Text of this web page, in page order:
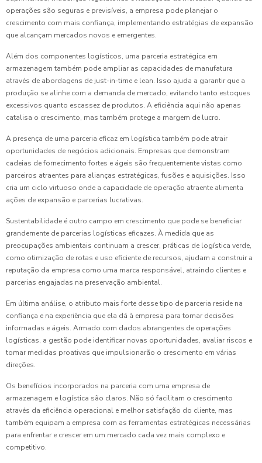
operações são seguras e previsíveis, a empresa pode planejar o
crescimento com mais confiança, implementando estratégias de expansão
que alcançam mercados novos e emergentes.
Além dos componentes logísticos, uma parceria estratégica em
armazenagem também pode ampliar as capacidades de manufatura
através de abordagens de just-in-time e lean. Isso ajuda a garantir que a
produção se alinhe com a demanda de mercado, evitando tanto estoques
excessivos quanto escassez de produtos. A eficiência aqui não apenas
catalisa o crescimento, mas também protege a margem de lucro.
A presença de uma parceria eficaz em logística também pode atrair
oportunidades de negócios adicionais. Empresas que demonstram
cadeias de fornecimento fortes e ágeis são frequentemente vistas como
parceiros atraentes para alianças estratégicas, fusões e aquisições. Isso
cria um ciclo virtuoso onde a capacidade de operação atraente alimenta
ações de expansão e parcerias lucrativas.
Sustentabilidade é outro campo em crescimento que pode se beneficiar
grandemente de parcerias logísticas eficazes. À medida que as
preocupações ambientais continuam a crescer, práticas de logística verde,
como otimização de rotas e uso eficiente de recursos, ajudam a construir a
reputação da empresa como uma marca responsável, atraindo clientes e
parcerias engajadas na preservação ambiental.
Em última análise, o atributo mais forte desse tipo de parceria reside na
confiança e na experiência que ela dá à empresa para tomar decisões
informadas e ágeis. Armado com dados abrangentes de operações
logísticas, a gestão pode identificar novas oportunidades, avaliar riscos e
tomar medidas proativas que impulsionarão o crescimento em várias
direções.
Os benefícios incorporados na parceria com uma empresa de
armazenagem e logística são claros. Não só facilitam o crescimento
através da eficiência operacional e melhor satisfação do cliente, mas
também equipam a empresa com as ferramentas estratégicas necessárias
para enfrentar e crescer em um mercado cada vez mais complexo e
competitivo.